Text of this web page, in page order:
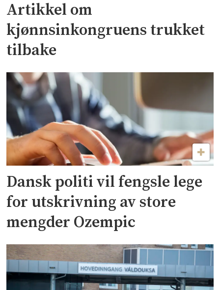
Artikkel om
kjønnsinkongruens trukket
tilbake
Dansk politi vil fengsle lege
for utskrivning av store
mengder Ozempic